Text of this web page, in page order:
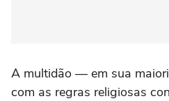
A multidão — em sua
com as regras religiosas